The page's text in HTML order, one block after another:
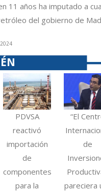
11 años ha imputado a
del gobierno de
PDVSA
reactivó
importación
de
componentes
para la
“El
de
pareciera